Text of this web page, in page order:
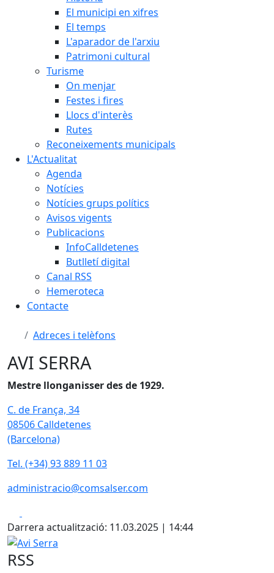
El municipi en xifres
El temps
L'aparador de l'arxiu
Patrimoni cultural
Turisme
On menjar
Festes i fires
Llocs d'interès
Rutes
Reconeixements municipals
L'Actualitat
Agenda
Notícies
Notícies grups polítics
Avisos vigents
Publicacions
InfoCalldetenes
Butlletí digital
Canal RSS
Hemeroteca
Contacte
Adreces i telèfons
AVI SERRA
Mestre llonganisser des de 1929.
C. de França, 34
08506 Calldetenes
(Barcelona)
Tel. (+34) 93 889 11 03
administracio@comsalser.com
Darrera actualització: 11.03.2025 | 14:44
Avi Serra
RSS